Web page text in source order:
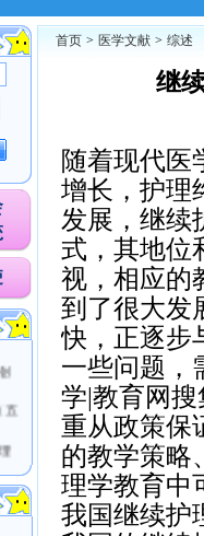
首页 > 医学文献 > 综述
继
随着现代医
增长，护理
发展，继续
式，其地位
视，相应的
到了很大发
快，正逐步
一些问题，
学|教育网
重从政策保
的教学策略
理学教育中
我国继续护